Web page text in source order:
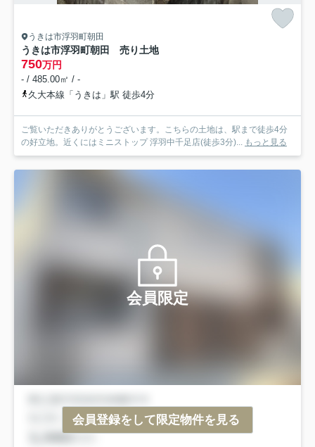
うきは市浮羽町朝田
うきは市浮羽町朝田 売り土地
750万円
- / 485.00㎡ / -
久大本線「うきは」駅 徒歩4分
ご覧いただきありがとうございます。こちらの土地は、駅まで徒歩4分
の好立地。近くにはミニストップ 浮羽中千足店(徒歩3分)... もっと見る
会員限定
会員登録をして限定物件を見る